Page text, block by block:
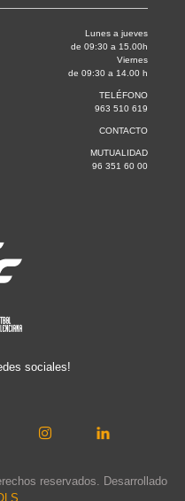
Lunes a jueves
de 09:30 a 15.00h
Viernes
de 09:30 a 14.00 h
TELÉFONO
963 510 619
CONTACTO
MUTUALIDAD
96 351 60 00
sociales!
reservados. Desarrollado